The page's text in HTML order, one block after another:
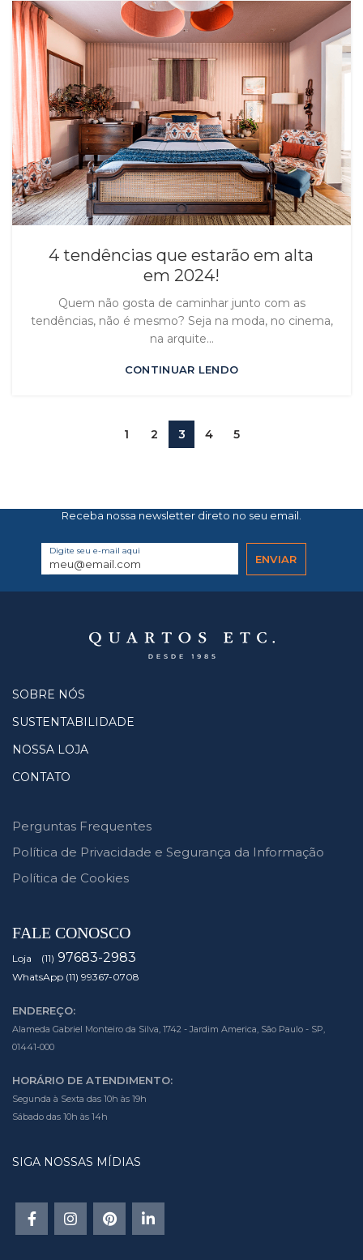
4 tendências que estarão em alta
em 2024!
Quem não gosta de caminhar junto com as
tendências, não é mesmo? Seja na moda, no cinema,
na arquite...
CONTINUAR LENDO
1 2 3 4 5
Receba nossa newsletter direto no seu email.
Digite seu e-mail aqui
SOBRE NÓS
SUSTENTABILIDADE
NOSSA LOJA
CONTATO
Perguntas Frequentes
Política de Privacidade e Segurança da Informação
Política de Cookies
FALE CONOSCO
Loja (11) 97683-2983
WhatsApp (11) 99367-0708
ENDEREÇO:
Alameda Gabriel Monteiro da Silva, 1742 - Jardim America, São Paulo - SP,
01441-000
HORÁRIO DE ATENDIMENTO:
Segunda à Sexta das 10h às 19h
Sábado das 10h às 14h
SIGA NOSSAS MÍDIAS